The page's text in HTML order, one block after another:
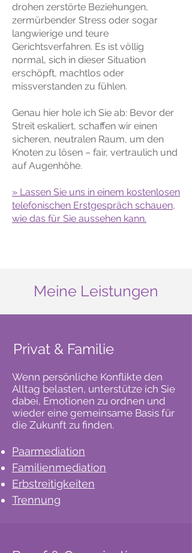
drohen zerstörte Beziehungen,
zermürbender Stress oder sogar
langwierige und teure
Gerichtsverfahren. Es ist völlig
normal, sich in dieser Situation
erschöpft, machtlos oder
missverstanden zu fühlen.
Genau hier hole ich Sie ab: Bevor der
Streit eskaliert, schaffen wir einen
sicheren, neutralen Raum, um den
Knoten zu lösen – fair, vertraulich und
auf Augenhöhe.
» Lassen Sie uns in einem kostenlosen
telefonischen Erstgespräch schauen,
wie das für Sie aussehen kann.
Meine Leistungen
Privat & Familie
Wenn persönliche Konflikte den
Alltag belasten, unterstütze ich Sie
dabei, Emotionen zu ordnen und
wieder eine gemeinsame Basis für
die Zukunft zu finden.
Paarmediation
Familienmediation
Erbstreitigkeiten
Trennung